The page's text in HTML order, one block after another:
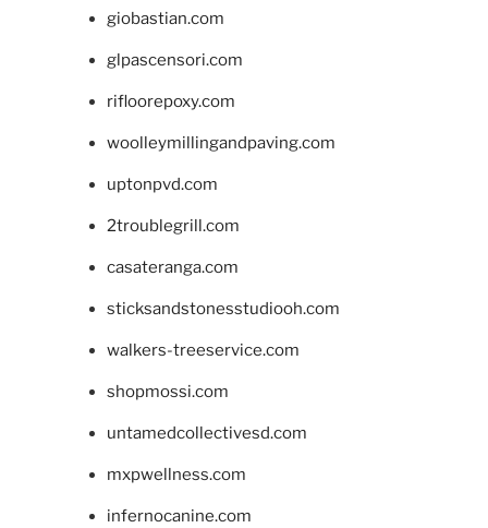
giobastian.com
glpascensori.com
rifloorepoxy.com
woolleymillingandpaving.com
uptonpvd.com
2troublegrill.com
casateranga.com
sticksandstonesstudiooh.com
walkers-treeservice.com
shopmossi.com
untamedcollectivesd.com
mxpwellness.com
infernocanine.com